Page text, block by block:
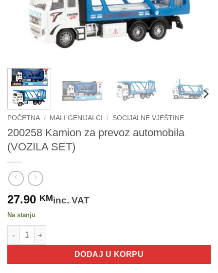
POČETNA / MALI GENIJALCI / SOCIJALNE VJEŠTINE
200258 Kamion za prevoz automobila
(VOZILA SET)
27.90 KMinc. VAT
Na stanju
200258 Kamion za prevoz automobila (VOZILA SET) količina
DODAJ U KORPU